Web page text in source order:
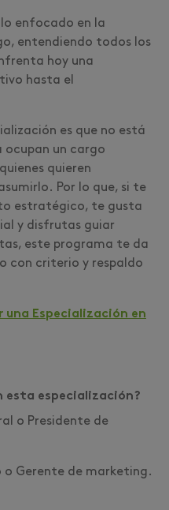
enfocado en la
entendiendo todos los
hoy una
hasta el
es que no está
ocupan un cargo
quieren
Por lo que, si te
estratégico, te gusta
y disfrutas guiar
este programa te da
con criterio y respaldo
una Especialización en
esta especialización?
o Presidente de
Gerente de marketing.